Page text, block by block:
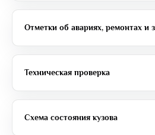
Отметки об авариях, ремонтах и
Техническая проверка
Схема состояния кузова